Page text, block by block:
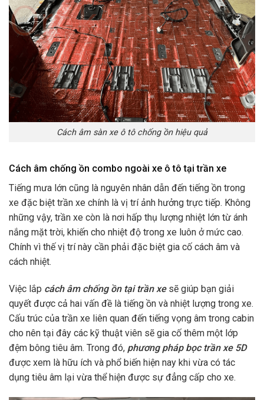
Cách âm sàn xe ô tô chống ồn hiệu quả
Cách âm chống ồn combo ngoài xe ô tô tại trần xe
Tiếng mưa lớn cũng là nguyên nhân dẫn đến tiếng ồn trong
xe đặc biệt trần xe chính là vị trí ảnh hưởng trực tiếp. Không
những vậy, trần xe còn là nơi hấp thụ lượng nhiệt lớn từ ánh
nắng mặt trời, khiến cho nhiệt độ trong xe luôn ở mức cao.
Chính vì thế vị trí này cần phải đặc biệt gia cố cách âm và
cách nhiệt.
Việc lắp cách âm chống ồn tại trần xesẽ giúp bạn giải
quyết được cả hai vấn đề là tiếng ồn và nhiệt lượng trong xe.
Cấu trúc của trần xe liên quan đến tiếng vọng âm trong cabin
cho nên tại đây các kỹ thuật viên sẽ gia cố thêm một lớp
đệm bông tiêu âm. Trong đó, phương pháp bọc trần xe 5D
được xem là hữu ích và phổ biến hiện nay khi vừa có tác
dụng tiêu âm lại vừa thể hiện được sự đẳng cấp cho xe.